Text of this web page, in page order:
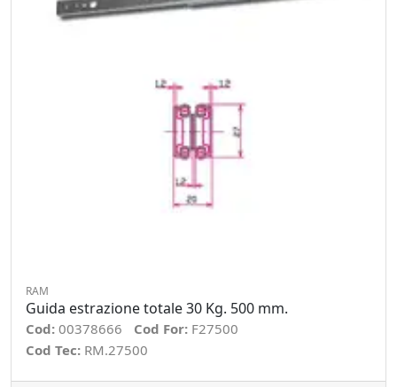
RAM
Guida estrazione totale 30 Kg. 500 mm.
Cod: 00378666 Cod For: F27500
Cod Tec: RM.27500